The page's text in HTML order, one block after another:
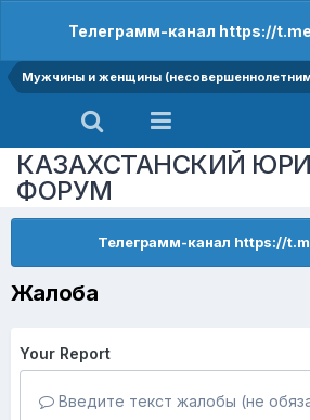
Телеграмм-канал https://
Мужчины и женщины
КАЗАХСТАНСКИЙ
ФОРУМ
Телеграмм-канал https://
Жалоба
Your Report
Введите текст жалобы (не